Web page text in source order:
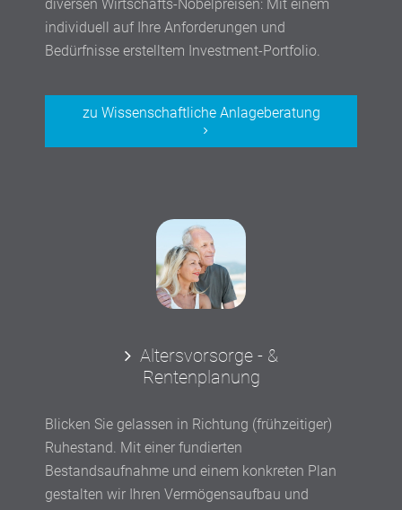
diversen Wirtschafts-Nobelpreisen: Mit einem
individuell auf Ihre Anforderungen und
Bedürfnisse erstelltem Investment-Portfolio.
zu Wissenschaftliche Anlageberatung
Altersvorsorge - &
Rentenplanung
Blicken Sie gelassen in Richtung (frühzeitiger)
Ruhestand. Mit einer fundierten
Bestandsaufnahme und einem konkreten Plan
gestalten wir Ihren Vermögensaufbau und